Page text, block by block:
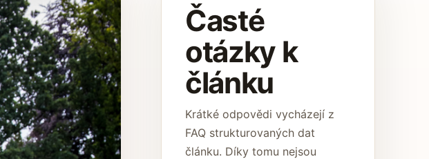
Časté
otázky k
článku
Krátké odpovědi vycházejí z
FAQ strukturovaných dat
článku. Díky tomu nejsou